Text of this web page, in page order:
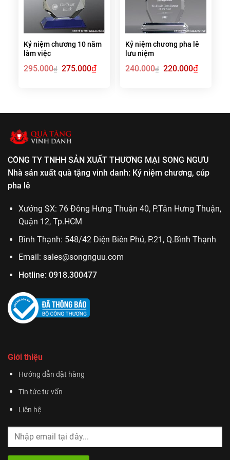
Kỷ niệm chương 10 năm
làm việc
295.000₫ Giá
gốc
275.000₫Giá
hiện
Kỷ niệm chương pha lê
lưu niệm
240.000₫ Giá
gốc
220.000₫Giá
hiện
CÔNG TY TNHH SẢN XUẤT THƯƠNG MẠI SONG NGƯU
Nhà sản xuất quà tặng vinh danh: Kỷ niệm chương, cúp
pha lê
Xưởng SX: 76 Đông Hưng Thuận 40, P.Tân Hưng Thuận,
Quận 12, Tp.HCM
Bình Thạnh: 548/42 Điện Biên Phủ, P.21, Q.Bình Thạnh
Email: sales@songnguu.com
Hotline: 0918.300477
Giới thiệu
Hướng dẫn đặt hàng
Tin tức tư vấn
Liên hệ